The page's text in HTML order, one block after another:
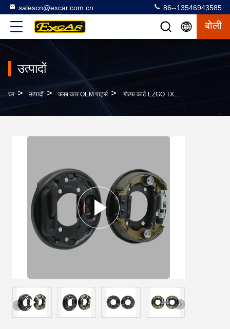
salescn@excar.com.cn 86--13546943585
बोली
उत्पादों
घर > उत्पादों > क्लब कार OEM पार्ट्स > गोल्फ कार्ट EZGO TXT PDS के लिए ड्राइवर पैसेंजर साइड ब्रेक शूज़ असेंबली